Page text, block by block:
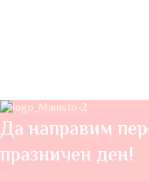
Да направим
празничен ден!